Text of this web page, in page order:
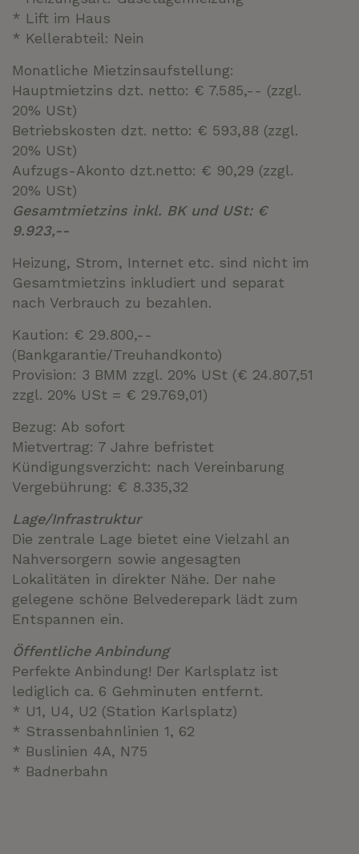
* Lift im Haus
* Kellerabteil: Nein
Monatliche Mietzinsaufstellung:
Hauptmietzins dzt. netto: € 7.585,-- (zzgl.
20% USt)
Betriebskosten dzt. netto: € 593,88 (zzgl.
20% USt)
Aufzugs-Akonto dzt.netto: € 90,29 (zzgl.
20% USt)
Gesamtmietzins inkl. BK und USt: €
9.923,--
Heizung, Strom, Internet etc. sind nicht im
Gesamtmietzins inkludiert und separat
nach Verbrauch zu bezahlen.
Kaution: € 29.800,--
(Bankgarantie/Treuhandkonto)
Provision: 3 BMM zzgl. 20% USt (€ 24.807,51
zzgl. 20% USt = € 29.769,01)
Bezug: Ab sofort
Mietvertrag: 7 Jahre befristet
Kündigungsverzicht: nach Vereinbarung
Vergebührung: € 8.335,32
Lage/Infrastruktur
Die zentrale Lage bietet eine Vielzahl an
Nahversorgern sowie angesagten
Lokalitäten in direkter Nähe. Der nahe
gelegene schöne Belvederepark lädt zum
Entspannen ein.
Öffentliche Anbindung
Perfekte Anbindung! Der Karlsplatz ist
lediglich ca. 6 Gehminuten entfernt.
* U1, U4, U2 (Station Karlsplatz)
* Strassenbahnlinien 1, 62
* Buslinien 4A, N75
* Badnerbahn